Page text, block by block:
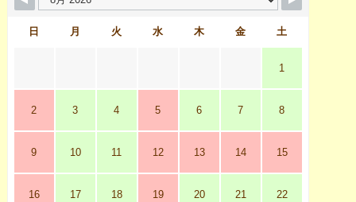
日 月 火 水 木 金 土
1
2 3 4 5 6 7 8
9 10 11 12 13 14 15
16 17 18 19 20 21 22